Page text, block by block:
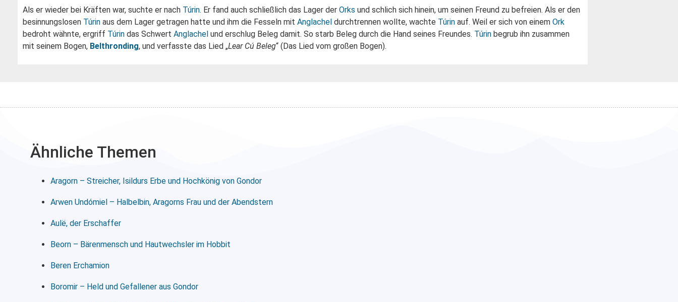
Als er wieder bei Kräften war, suchte er nach Túrin. Er fand auch schließlich das Lager der Orks und schlich sich hinein, um seinen Freund zu befreien. Als er den
besinnungslosen Túrin aus dem Lager getragen hatte und ihm die Fesseln mit Anglachel durchtrennen wollte, wachte Túrin auf. Weil er sich von einem Ork
bedroht wähnte, ergriff Túrin das Schwert Anglachel und erschlug Beleg damit. So starb Beleg durch die Hand seines Freundes. Túrin begrub ihn zusammen
mit seinem Bogen, Belthronding, und verfasste das Lied „Lear Cú Beleg“ (Das Lied vom großen Bogen).
Ähnliche Themen
Aragorn – Streicher, Isildurs Erbe und Hochkönig von Gondor
Arwen Undómiel – Halbelbin, Aragorns Frau und der Abendstern
Aulë, der Erschaffer
Beorn – Bärenmensch und Hautwechsler im Hobbit
Beren Erchamion
Boromir – Held und Gefallener aus Gondor